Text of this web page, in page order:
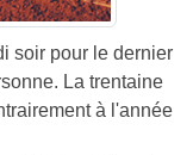
soir pour le dernier
La trentaine
à l'année